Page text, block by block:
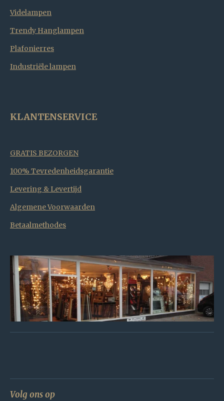
Videlampen
Trendy Hanglampen
Plafonierres
Industriële lampen
KLANTENSERVICE
GRATIS BEZORGEN
100% Tevredenheidsgarantie
Levering & Levertijd
Algemene Voorwaarden
Betaalmethodes
Volg ons op